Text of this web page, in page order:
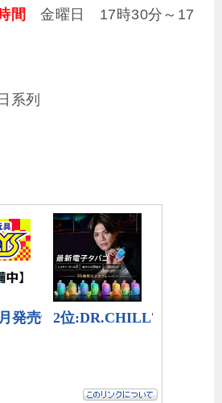
間 金曜日 17時30分～17
系列